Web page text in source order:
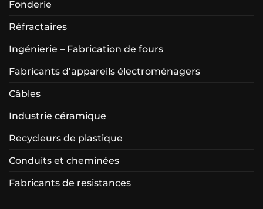
Fonderie
Réfractaires
Ingénierie – Fabrication de fours
Fabricants d’appareils électroménagers
Câbles
Industrie céramique
Recycleurs de plastique
Conduits et cheminées
Fabricants de resistances